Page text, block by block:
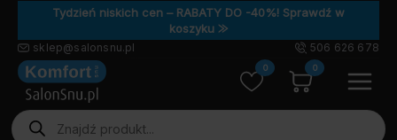
Tydzień niskich cen – RABATY DO -40%! Sprawdź w
koszyku ⨠
sklep@salonsnu.pl 506 626 678
Wyszukiwarka
produktów
0 0